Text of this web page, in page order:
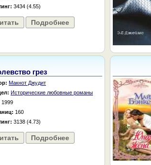
3434 (4.55)
Подробнее
грез
Макнот Джудит
Исторические любовные романы
1999
160
3138 (4.73)
Подробнее